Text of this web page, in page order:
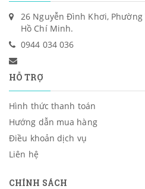
26 Nguyễn Đình Khơi, Phường
Hồ Chí Minh.
0944 034 036
HỖ TRỢ
Hình thức thanh toán
Hướng dẫn mua hàng
Điều khoản dịch vụ
Liên hệ
CHÍNH SÁCH